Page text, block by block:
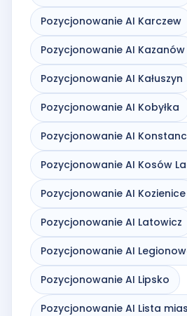
Pozycjonowanie AI Karczew
Pozycjonowanie AI Kazanów
Pozycjonowanie AI Kałuszyn
Pozycjonowanie AI Kobyłka
Pozycjonowanie AI
Pozycjonowanie AI Kosów
Pozycjonowanie AI Kozienice
Pozycjonowanie AI Latowicz
Pozycjonowanie AI
Pozycjonowanie AI Lipsko
Pozycjonowanie AI Lista